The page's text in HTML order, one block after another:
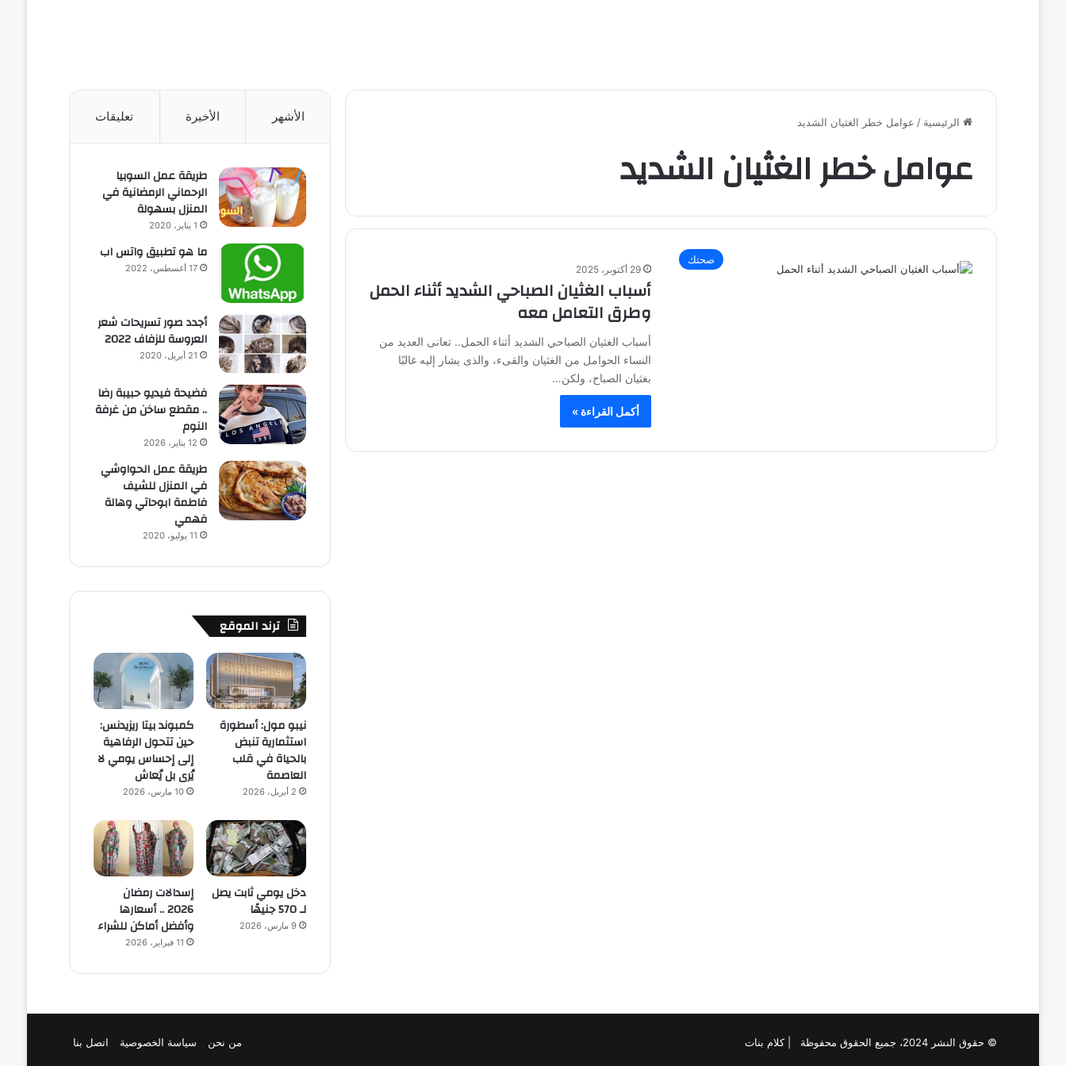
الرئيسية / عوامل خطر الغثيان الشديد
عوامل خطر الغثيان الشديد
صحتك
29 أكتوبر، 2025
أسباب الغثيان الصباحي الشديد أثناء الحمل
وطرق التعامل معه
أسباب الغثيان الصباحي الشديد أثناء الحمل.. تعانى العديد من
النساء الحوامل من الغثيان والقىء، والذى يشار إليه غالبًا
بغثيان الصباح، ولكن…
أكمل القراءة »
الأشهر الأخيرة تعليقات
طريقة عمل السوبيا
الرحماني الرمضانية في
المنزل بسهولة
1 يناير، 2020
ما هو تطبيق واتس اب
17 أغسطس، 2022
أجدد صور تسريحات شعر
العروسة للزفاف 2022
21 أبريل، 2020
فضيحة فيديو حبيبة رضا
.. مقطع ساخن من غرفة
النوم
12 يناير، 2026
طريقة عمل الحواوشي
في المنزل للشيف
فاطمة ابوحاتي وهالة
فهمي
11 يوليو، 2020
ترند الموقع
نيبو مول: أسطورة
استثمارية تنبض
بالحياة في قلب
العاصمة
2 أبريل، 2026
كمبوند بيتا ريزيدنس:
حين تتحول الرفاهية
إلى إحساس يومي لا
يُرى بل يُعاش
10 مارس، 2026
دخل يومي ثابت يصل
لـ 570 جنيهًا
9 مارس، 2026
إسدالات رمضان
2026 .. أسعارها
وأفضل أماكن للشراء
11 فبراير، 2026
© حقوق النشر 2024، جميع الحقوق محفوظة | كلام بنات من نحن سياسة الخصوصية اتصل بنا